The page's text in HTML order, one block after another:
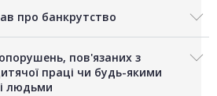
про банкрутство
пов'язаних з
праці чи будь-якими
людьми